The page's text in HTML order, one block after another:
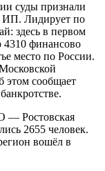
суды признали
ИП. Лидирует по
здесь в первом
4310 финансово
место по России.
этом сообщает
— Ростовская
2655 человек.
вошёл в